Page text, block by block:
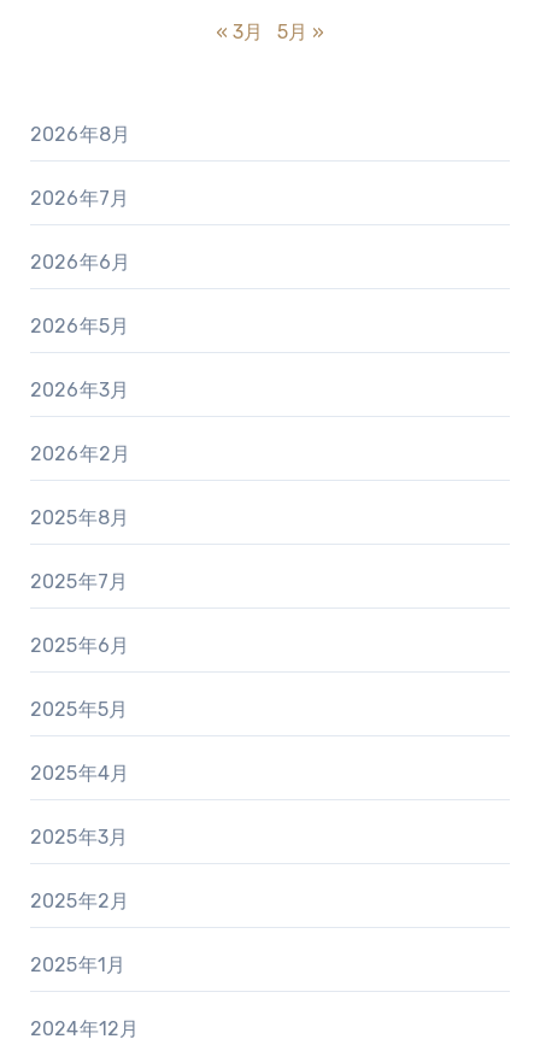
« 3月 5月 »
2026年8月
2026年7月
2026年6月
2026年5月
2026年3月
2026年2月
2025年8月
2025年7月
2025年6月
2025年5月
2025年4月
2025年3月
2025年2月
2025年1月
2024年12月